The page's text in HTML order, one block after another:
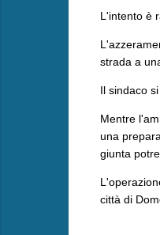
L'intento è
strada a
Il sindaco
​Mentre
una
giunta
città di